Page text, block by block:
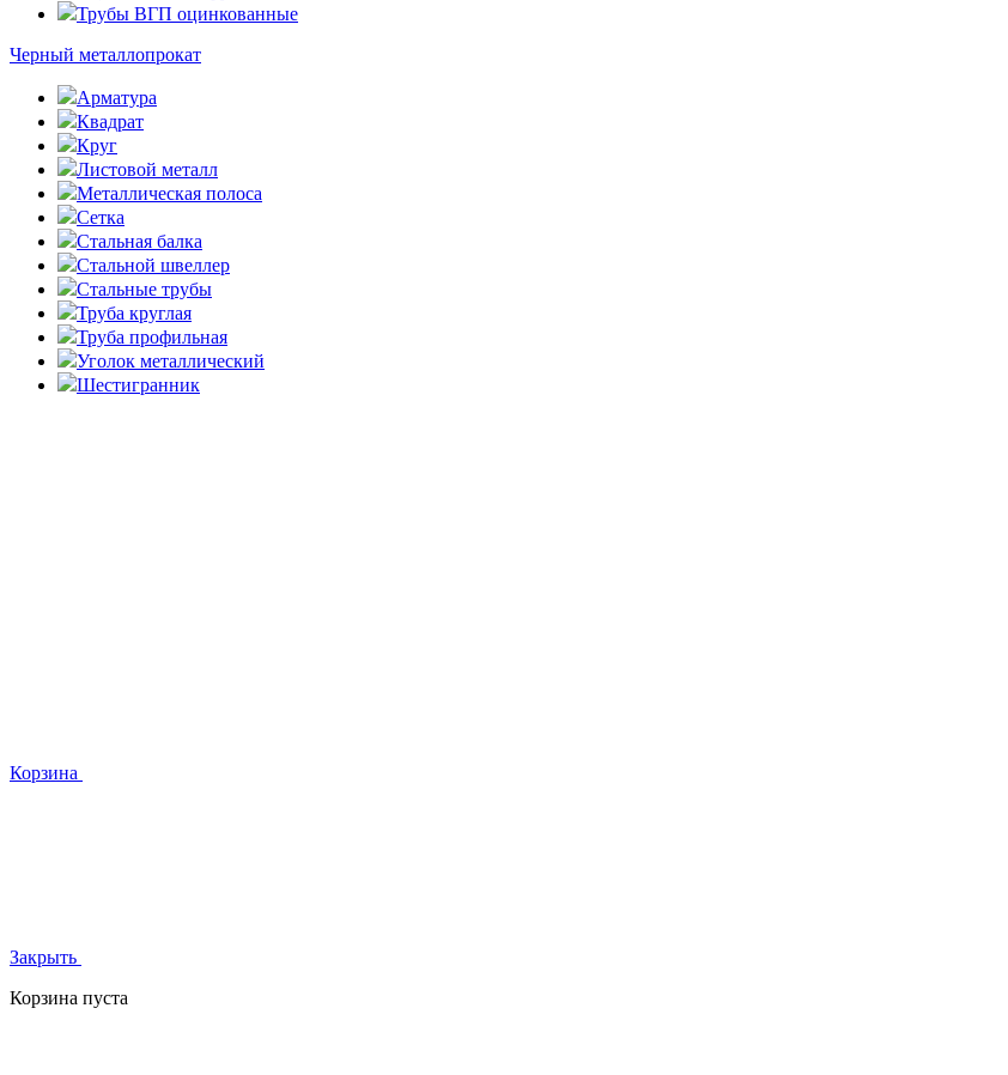
Трубы ВГП оцинкованные
Черный металлопрокат
Арматура
Квадрат
Круг
Листовой металл
Металлическая полоса
Сетка
Стальная балка
Стальной швеллер
Стальные трубы
Труба круглая
Труба профильная
Уголок металлический
Шестигранник
Корзина
Закрыть
Корзина пуста